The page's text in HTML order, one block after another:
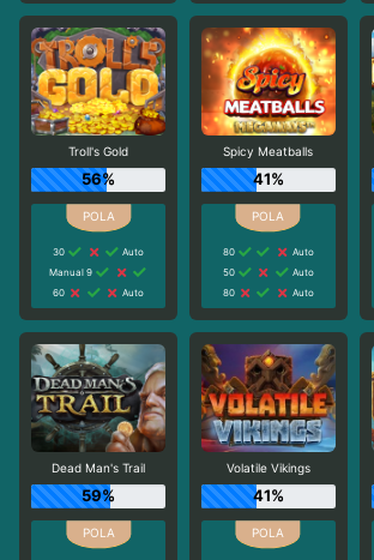
Troll's Gold
56%
30
Auto
Manual 9
60
Auto
Spicy Meatballs
41%
80
Auto
50
Auto
80
Auto
Dead Man's Trail
59%
Volatile Vikings
41%